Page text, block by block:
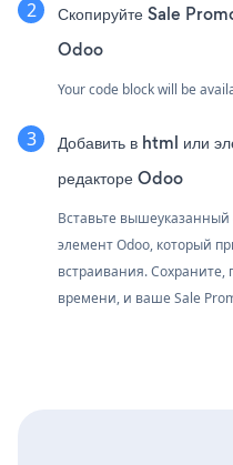
Скопируйте Sale
Odoo
Your code block will be
Добавить в html или
редакторе Odoo
Вставьте
элемент Odoo, который
встраивания. Сохраните,
времени, и ваше Sale